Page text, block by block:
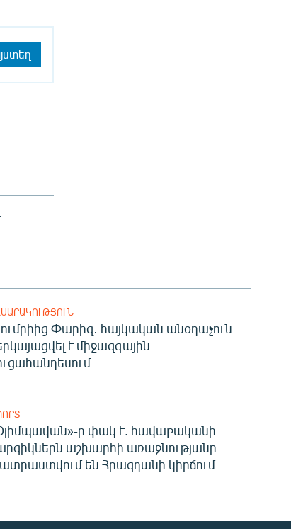
Փարիզ․ հայկական անօդաչուն
է միջազգային
ը փակ է. հավաքականի
աշխարհի առաջնությանը
են Հրազդանի կիրճում